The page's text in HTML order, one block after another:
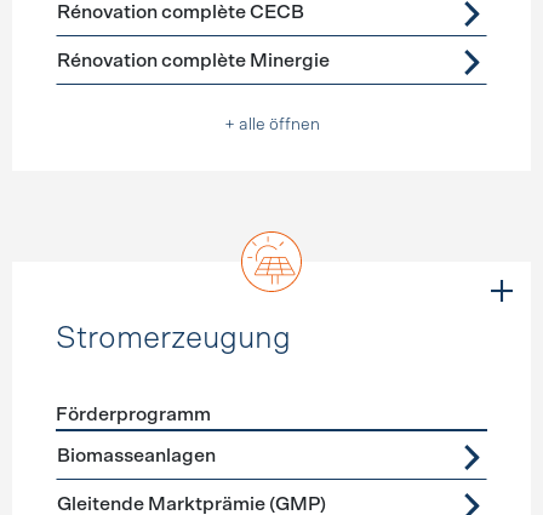
Rénovation complète CECB
Rénovation complète Minergie
+ alle öffnen
Stromerzeugung
Förderprogramme
Förderprogramm
Biomasseanlagen
Gleitende Marktprämie (GMP)